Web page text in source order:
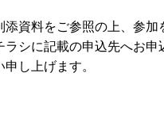
添資料をご参照の上、参加
ラシに記載の申込先へお申
し上げます。